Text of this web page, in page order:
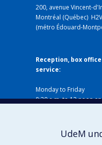
200, avenue Vincent-
Montréal (Québec)
(métro Édouard-
Reception, box
service:
Monday to Friday
8:30 a.m. to 12 noon
514 343-6427
musique@umontreal.ca
UdeM